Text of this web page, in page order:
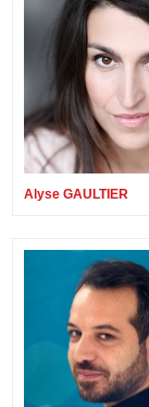
Alyse GAULTIER